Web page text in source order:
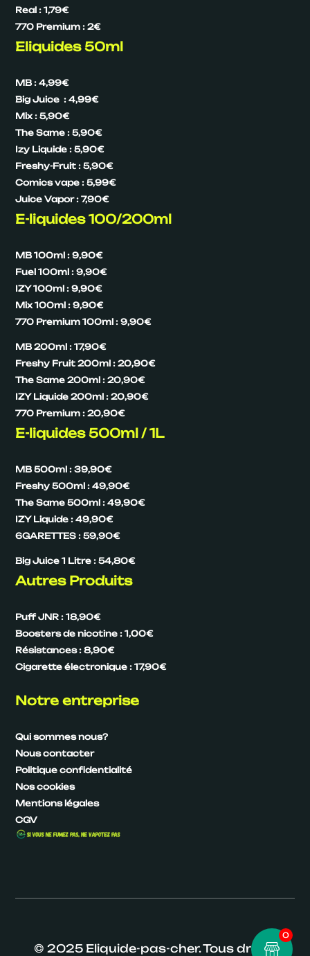
0
Real : 1,79€
770 Premium : 2€
Eliquides 50ml
MB : 4,99€
Big Juice : 4,99€
Mix : 5,90€
The Same : 5,90€
Izy Liquide : 5,90€
Freshy-Fruit : 5,90€
Comics vape : 5,99€
Juice Vapor : 7,90€
E-liquides 100/200ml
MB 100ml : 9,90€
Fuel 100ml : 9,90€
IZY 100ml : 9,90€
Mix 100ml : 9,90€
770 Premium 100ml : 9,90€
MB 200ml : 17,90€
Freshy Fruit 200ml : 20,90€
The Same 200ml : 20,90€
IZY Liquide 200ml : 20,90€
770 Premium : 20,90€
E-liquides 500ml / 1L
MB 500ml : 39,90€
Freshy 500ml : 49,90€
The Same 500ml : 49,90€
IZY Liquide : 49,90€
6GARETTES : 59,90€
Big Juice 1 Litre : 54,80€
Autres Produits
Puff JNR : 18,90€
Boosters de nicotine : 1,00€
Résistances : 8,90€
Cigarette électronique : 17,90€
Notre entreprise
Qui sommes nous?
Nous contacter
Politique confidentialité
Nos cookies
Mentions légales
CGV
© 2025 Eliquide-pas-cher. Tous droits